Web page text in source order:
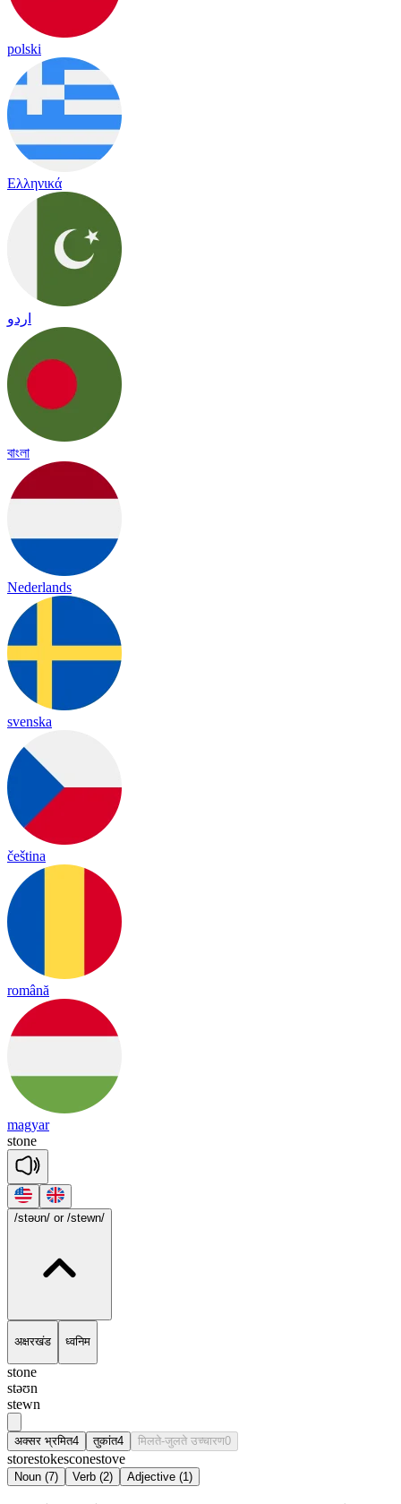
polski
Ελληνικά
اردو
বাংলা
Nederlands
svenska
čeština
română
magyar
stone
/stəʊn/ or /stewn/
अक्षरखंड ध्वनिम
stone
stəʊn
stewn
अक्सर भ्रमित4 तुकांत4 मिलते-जुलते उच्चारण0
storestokesconestove
Noun (7) Verb (2) Adjective (1)